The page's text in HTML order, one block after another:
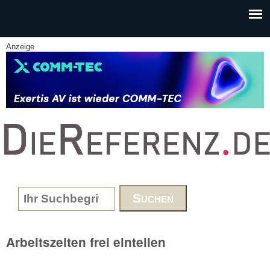
Anzeige
www.DieReferenz.de
Search form
Arbeitszeiten frei einteilen